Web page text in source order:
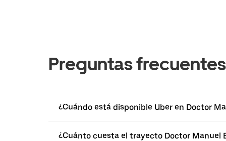
Preguntas frecuentes
¿Cuándo está disponible Uber en Doctor
¿Cuánto cuesta el trayecto Doctor Manuel